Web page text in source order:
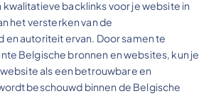
kwalitatieve backlinks voor je website in
het versterken van de
autoriteit ervan. Door samen te
Belgische bronnen en websites, kun je
als een betrouwbare en
beschouwd binnen de Belgische